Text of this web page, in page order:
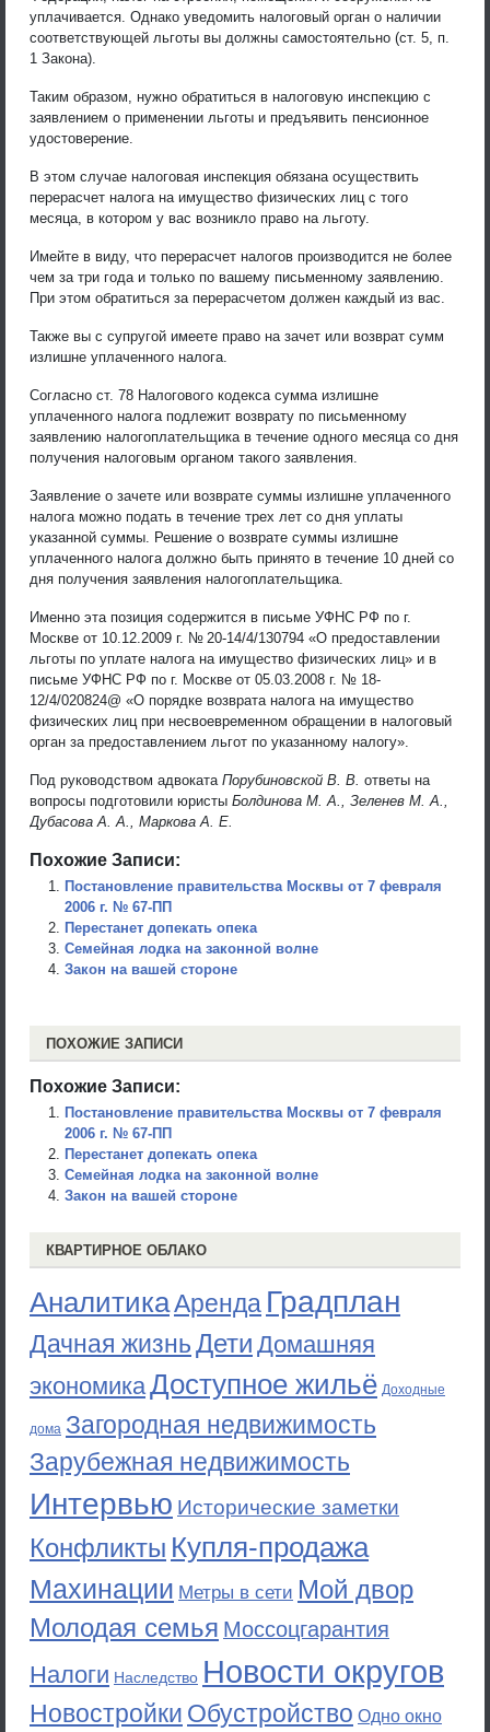
уплачивается. Однако уведомить налоговый орган о наличии
соответствующей льготы вы должны самостоятельно (ст. 5, п.
1 Закона).
Таким образом, нужно обратиться в налоговую инспекцию с
заявлением о применении льготы и предъявить пенсионное
удостоверение.
В этом случае налоговая инспекция обязана осуществить
перерасчет налога на имущество физических лиц с того
месяца, в котором у вас возникло право на льготу.
Имейте в виду, что перерасчет налогов производится не более
чем за три года и только по вашему письменному заявлению.
При этом обратиться за перерасчетом должен каждый из вас.
Также вы с супругой имеете право на зачет или возврат сумм
излишне уплаченного налога.
Согласно ст. 78 Налогового кодекса сумма излишне
уплаченного налога подлежит возврату по письменному
заявлению налогоплательщика в течение одного месяца со дня
получения налоговым органом такого заявления.
Заявление о зачете или возврате суммы излишне уплаченного
налога можно подать в течение трех лет со дня уплаты
указанной суммы. Решение о возврате суммы излишне
уплаченного налога должно быть принято в течение 10 дней со
дня получения заявления налогоплательщика.
Именно эта позиция содержится в письме УФНС РФ по г.
Москве от 10.12.2009 г. № 20-14/4/130794 «О предоставлении
льготы по уплате налога на имущество физических лиц» и в
письме УФНС РФ по г. Москве от 05.03.2008 г. № 18-
12/4/020824@ «О порядке возврата налога на имущество
физических лиц при несвоевременном обращении в налоговый
орган за предоставлением льгот по указанному налогу».
Под руководством адвоката Порубиновской В. В. ответы на
вопросы подготовили юристы Болдинова М. А., Зеленев М. А.,
Дубасова А. А., Маркова А. Е.
Похожие Записи:
Постановление правительства Москвы от 7 февраля
2006 г. № 67-ПП
Перестанет допекать опека
Семейная лодка на законной волне
Закон на вашей стороне
ПОХОЖИЕ ЗАПИСИ
Похожие Записи:
Постановление правительства Москвы от 7 февраля
2006 г. № 67-ПП
Перестанет допекать опека
Семейная лодка на законной волне
Закон на вашей стороне
КВАРТИРНОЕ ОБЛАКО
АналитикаАренда Градплан
Дачная жизньДети Домашняя
экономикаДоступное жильё Доходные
дома Загородная недвижимость
Зарубежная недвижимость
Интервью Исторические заметки
Конфликты Купля-продажа
Махинации Метры в сети Мой двор
Молодая семья Моссоцгарантия
Налоги Наследство Новости округов
Новостройки Обустройство Одно окно